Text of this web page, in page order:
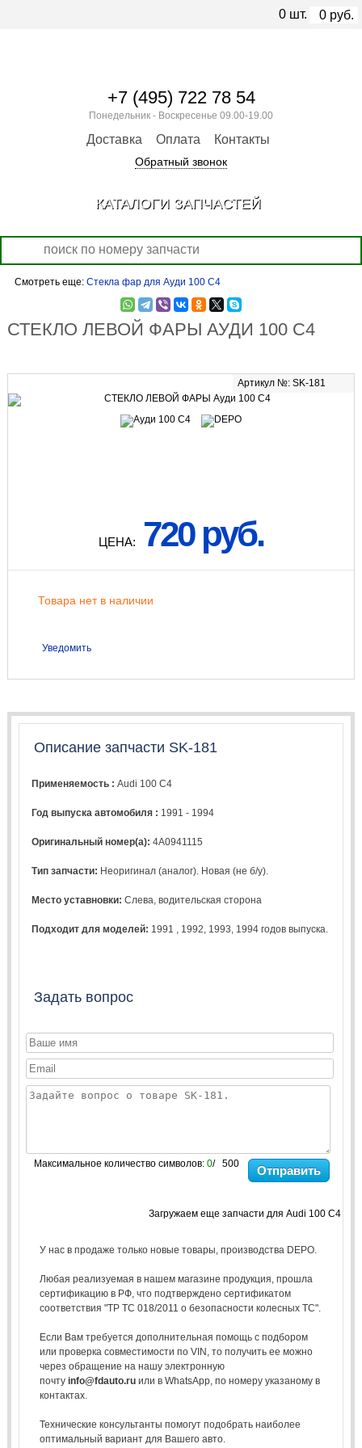
Смотреть еще: Стекла фар для Ауди 100 С4
СТЕКЛО ЛЕВОЙ ФАРЫ АУДИ 100 С4
Артикул №: SK-181
ЦЕНА: 720 руб.
Товара нет в наличии
Уведомить
Описание запчасти SK-181
Применяемость :Audi 100 C4
Год выпуска автомобиля : 1991 - 1994
Оригинальный номер(а):4A0941115
Тип запчасти: Неоригинал (аналог). Новая (не б/у).
Место уставновки:Слева, водительская сторона
Подходит для моделей: 1991 1992 1993 1994 годов выпуска.
Задать вопрос
Максимальное количество символов: 0/ 500 Отправить
Загружаем еще запчасти для Audi 100 C4
У нас в продаже только новые товары, производства DEPO.
Любая реализуемая в нашем магазине продукция, прошла
сертификацию в РФ, что подтверждено сертификатом
соответствия "ТР ТС 018/2011 о безопасности колесных ТС".
Если Вам требуется дополнительная помощь с подбором
или проверка совместимости по VIN, то получить ее можно
через обращение на нашу электронную
почту info@fdauto.ruили в WhatsApp, по номеру указаному в
контактах.
Технические консультанты помогут подобрать наиболее
оптимальный вариант для Вашего авто.
+7 (495) 722 78 54
Понедельник - Воскресенье 09.00-19.00
Доставка Оплата Контакты
Обратный звонок
0 шт. 0 руб.
КАТАЛОГИ ЗАПЧАСТЕЙ